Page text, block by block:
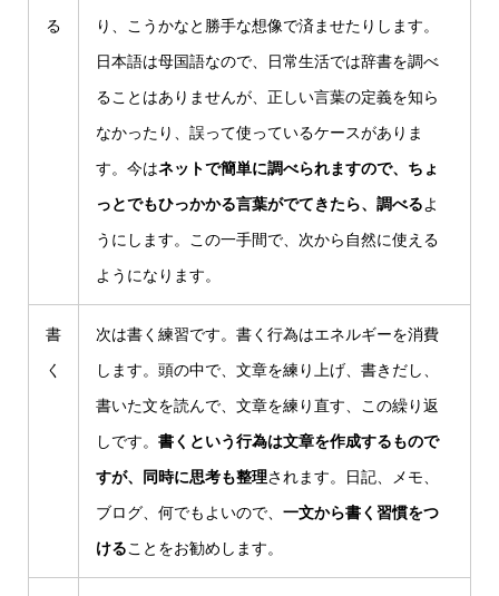
る
り、こうかなと勝手な想像で済ませたりします。
日本語は母国語なので、日常生活では辞書を調べ
ることはありませんが、正しい言葉の定義を知ら
なかったり、誤って使っているケースがありま
す。今はネットで簡単に調べられますので、ちょ
っとでもひっかかる言葉がでてきたら、調べるよ
うにします。この一手間で、次から自然に使える
ようになります。
書
く
次は書く練習です。書く行為はエネルギーを消費
します。頭の中で、文章を練り上げ、書きだし、
書いた文を読んで、文章を練り直す、この繰り返
しです。 書くという行為は文章を作成するもので
すが、同時に思考も整理されます。日記、メモ、
ブログ、何でもよいので、 一文から書く習慣をつ
けることをお勧めします。